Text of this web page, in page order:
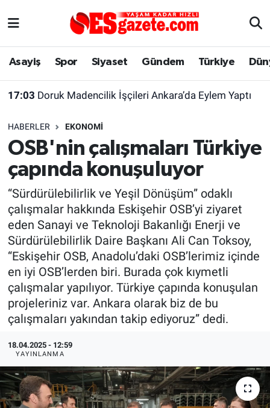
Asayiş Spor Siyaset Gündem Türkiye
17:03 Doruk Madencilik İşçileri Ankara’da Eylem Yaptı
HABERLER EKONOMI
OSB'nin çalışmaları Türkiye
çapında konuşuluyor
“Sürdürülebilirlik ve Yeşil Dönüşüm” odaklı
çalışmalar hakkında Eskişehir OSB’yi ziyaret
eden Sanayi ve Teknoloji Bakanlığı Enerji ve
Sürdürülebilirlik Daire Başkanı Ali Can Toksoy,
“Eskişehir OSB, Anadolu’daki OSB’lerimiz içinde
en iyi OSB’lerden biri. Burada çok kıymetli
çalışmalar yapılıyor. Türkiye çapında konuşulan
projeleriniz var. Ankara olarak biz de bu
çalışmaları yakından takip ediyoruz” dedi.
18.04.2025 - 12:59
YAYINLANMA
Asayiş
Gündem
Türkiye
Dünya
Sağlık
Alış-Veriş/İş dünyası
Yaşam
Eskişehirspor Arşivi
Eskişehir Arşivi
Röportaj
Ekonomi
Kültür Sanat
Politika
Bilecik
Kütahya
Gezi
Eskişehir Nöbetçi Eczaneler
Süper Lig Puan Durumu ve Fikstür
Tüm Manşetler
Son Dakika Haberleri
Haber Arşivi